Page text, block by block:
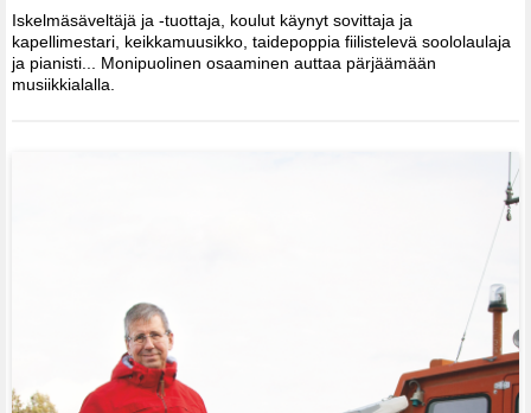
Iskelmäsäveltäjä ja -tuottaja, koulut käynyt sovittaja ja
kapellimestari, keikkamuusikko, taidepoppia fiilistelevä soololaulaja
ja pianisti... Monipuolinen osaaminen auttaa pärjäämään
musiikkialalla.